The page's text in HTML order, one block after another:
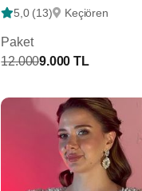
5,0 (13) Keçiören
Paket
12.0009.000 TL